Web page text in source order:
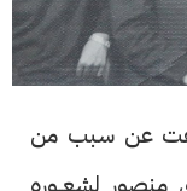
عن سبب من